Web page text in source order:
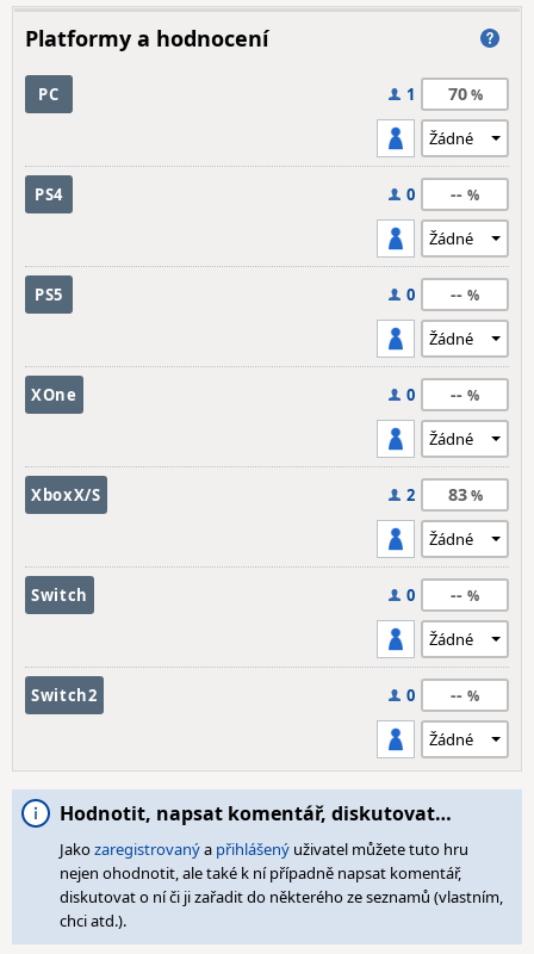
Platformy a hodnocení
PC 1 70
PS4 0 --
PS5 0 --
XOne 0 --
XboxX/S 2 83
Switch 0 --
Switch2 0 --
Hodnotit, napsat komentář, diskutovat…
Jakozaregistrovanýa přihlášený uživatel můžete tuto hru
nejen ohodnotit, ale také k ní případně napsat komentář,
diskutovat o ní či ji zařadit do některého ze seznamů (vlastním,
chci atd.).